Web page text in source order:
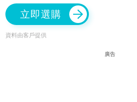
立即選購
資料由客戶提供
廣告